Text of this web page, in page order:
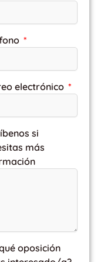
electrónico
si
más
oposición